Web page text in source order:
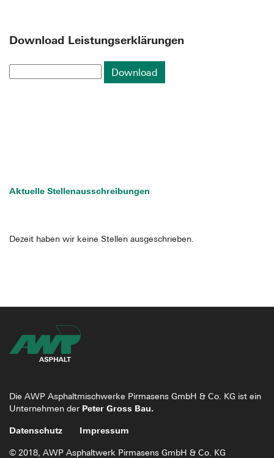
Download Leistungserklärungen
Download
Aktuelle Stellenausschreibungen
Dezeit haben wir keine Stellen ausgeschrieben.
Die AWP Asphaltmischwerke Pirmasens GmbH & Co. KG ist ein
Unternehmen der Peter Gross Bau.
Datenschutz
Impressum
© 2018, AWP Asphaltwerk Pirmasens GmbH & Co. KG